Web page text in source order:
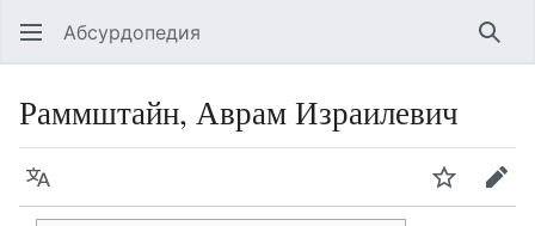
Абсурдопедия
Раммштайн, Аврам Израилевич
Язык